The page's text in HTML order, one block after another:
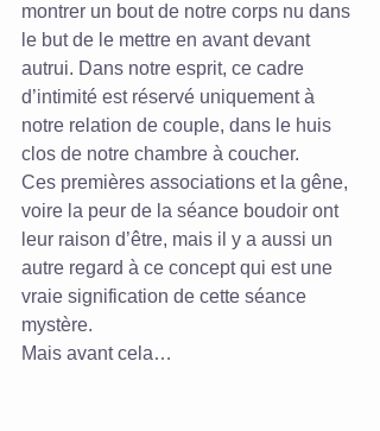
montrer un bout de notre corps nu dans
le but de le mettre en avant devant
autrui. Dans notre esprit, ce cadre
d’intimité est réservé uniquement à
notre relation de couple, dans le huis
clos de notre chambre à coucher.
Ces premières associations et la gêne,
voire la peur de la séance boudoir ont
leur raison d’être, mais il y a aussi un
autre regard à ce concept qui est une
vraie signification de cette séance
mystère.
Mais avant cela…